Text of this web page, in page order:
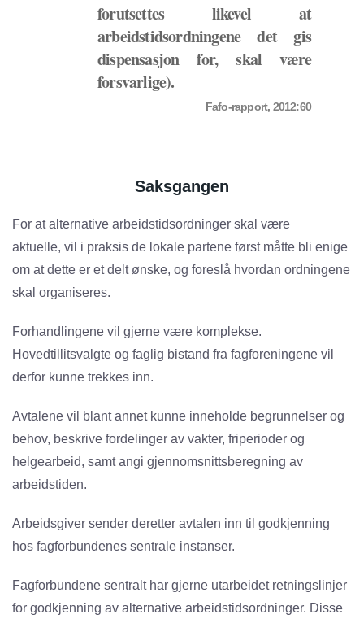
forutsettes likevel at
arbeidstidsordningene det gis
dispensasjon for, skal være
forsvarlige).
Fafo-rapport, 2012:60
Saksgangen
For at alternative arbeidstidsordninger skal være
aktuelle, vil i praksis de lokale partene først måtte bli enige
om at dette er et delt ønske, og foreslå hvordan ordningene
skal organiseres.
Forhandlingene vil gjerne være komplekse.
Hovedtillitsvalgte og faglig bistand fra fagforeningene vil
derfor kunne trekkes inn.
Avtalene vil blant annet kunne inneholde begrunnelser og
behov, beskrive fordelinger av vakter, friperioder og
helgearbeid, samt angi gjennomsnittsberegning av
arbeidstiden.
Arbeidsgiver sender deretter avtalen inn til godkjenning
hos fagforbundenes sentrale instanser.
Fagforbundene sentralt har gjerne utarbeidet retningslinjer
for godkjenning av alternative arbeidstidsordninger. Disse